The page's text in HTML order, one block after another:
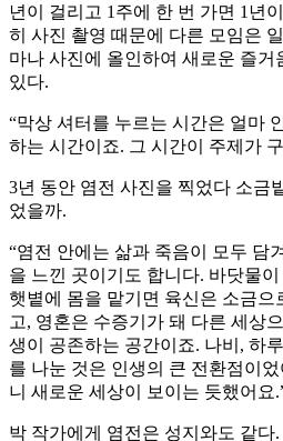
년이 걸리고 1주에 한 번 가면 1년
히 사진 촬영 때문에 다른 모임은
마나 사진에 올인하여 새로운 즐거
있다.
“막상 셔터를 누르는 시간은 얼마
하는 시간이죠. 그 시간이 주제가
3년 동안 염전 사진을 찍었다 소금
었을까.
“염전 안에는 삶과 죽음이 모두 담
을 느낀 곳이기도 합니다. 바닷물
햇볕에 몸을 맡기면 육신은 소금으
고, 영혼은 수증기가 돼 다른 세상
생이 공존하는 공간이죠. 나비, 하
를 나눈 것은 인생의 큰 전환점이
니 새로운 세상이 보이는 듯했어요
박 작가에게 염전은 성지와도 같다